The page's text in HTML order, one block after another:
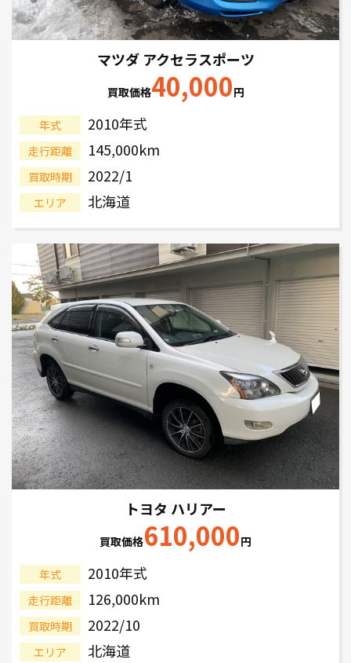
マツダ アクセラスポーツ
買取価格40,000円
年式 2010年式
走行距離 145,000km
買取時期 2022/1
エリア 北海道
トヨタ ハリアー
買取価格610,000円
年式 2010年式
走行距離 126,000km
買取時期 2022/10
エリア 北海道